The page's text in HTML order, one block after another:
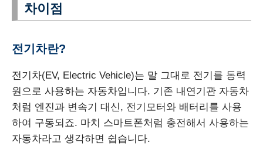
차이점
전기차란?
전기차(EV, Electric Vehicle)는 말 그대로 전기를 동력
원으로 사용하는 자동차입니다. 기존 내연기관 자동차
처럼 엔진과 변속기 대신, 전기모터와 배터리를 사용
하여 구동되죠. 마치 스마트폰처럼 충전해서 사용하는
자동차라고 생각하면 쉽습니다.